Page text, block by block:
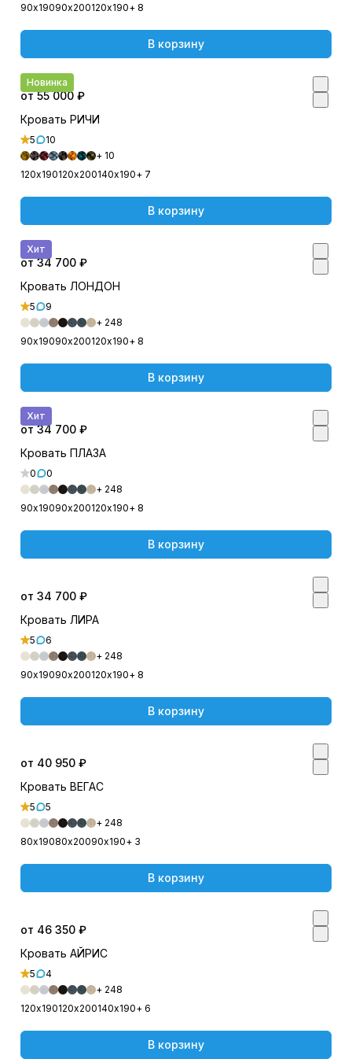
90х19090х200120х190+ 8
В корзину
Новинка
от 55 000 ₽
Кровать РИЧИ
5
10
+ 10
120х190120х200140х190+ 7
В корзину
Хит
от 34 700 ₽
Кровать ЛОНДОН
5
9
+ 248
90х19090х200120х190+ 8
В корзину
Хит
от 34 700 ₽
Кровать ПЛАЗА
0
0
+ 248
90х19090х200120х190+ 8
В корзину
от 34 700 ₽
Кровать ЛИРА
5
6
+ 248
90х19090х200120х190+ 8
В корзину
от 40 950 ₽
Кровать ВЕГАС
5
5
+ 248
80х19080х20090х190+ 3
В корзину
от 46 350 ₽
Кровать АЙРИС
5
4
+ 248
120х190120х200140х190+ 6
В корзину